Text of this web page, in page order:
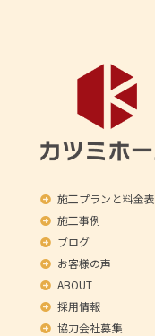
施工プランと料金表
施工事例
ブログ
お客様の声
ABOUT
採用情報
協力会社募集